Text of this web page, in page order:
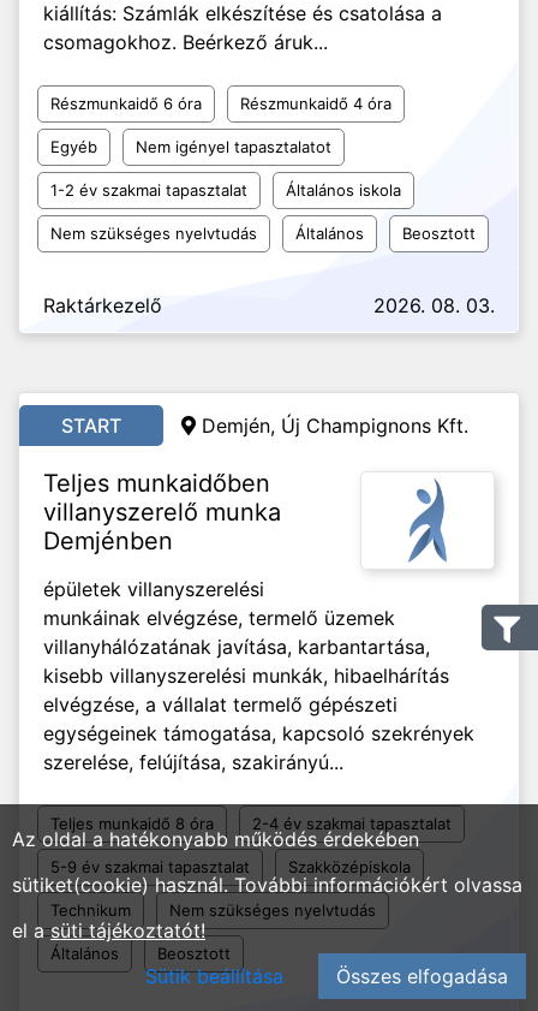
kiállítás: Számlák elkészítése és csatolása a
csomagokhoz. Beérkező áruk...
Részmunkaidő 6 óra Részmunkaidő 4 óra
Egyéb Nem igényel tapasztalatot
1-2 év szakmai tapasztalat Általános iskola
Nem szükséges nyelvtudás Általános Beosztott
Raktárkezelő 2026. 08. 03.
START Demjén, Új Champignons Kft.
Teljes munkaidőben
villanyszerelő munka
Demjénben
épületek villanyszerelési
munkáinak elvégzése, termelő üzemek
villanyhálózatának javítása, karbantartása,
kisebb villanyszerelési munkák, hibaelhárítás
elvégzése, a vállalat termelő gépészeti
egységeinek támogatása, kapcsoló szekrények
szerelése, felújítása, szakirányú...
Teljes munkaidő 8 óra 2-4 év szakmai tapasztalat
5-9 év szakmai tapasztalat Szakközépiskola
Technikum Nem szükséges nyelvtudás
Általános Beosztott
Az oldal a hatékonyabb működés érdekében
sütiket(cookie) használ. További információkért olvassa
el asüti tájékoztatót!
Sütik beállítása
Összes elfogadása